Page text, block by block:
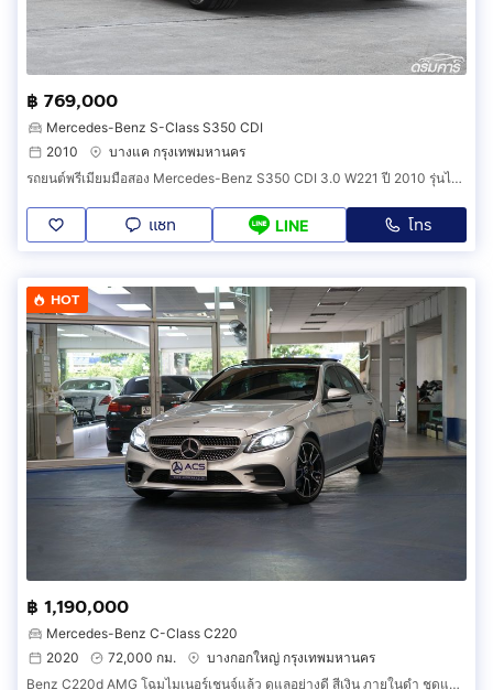
฿ 769,000
Mercedes-Benz S-Class S350 CDI
2010
บางแค กรุงเทพมหานคร
รถยนต์พรีเมียมมือสอง Mercedes-Benz S350 CDI 3.0 W221 ปี 2010 รุ่นไมเนอร์เชนจ์ ชุดแต่ง AMG แท้ สภาพสีเดิมโรงงานทั้งคัน (รหัสสินค้า IDDA)
แชท LINE โทร
HOT
฿ 1,190,000
Mercedes-Benz C-Class C220
2020
72,000 กม.
บางกอกใหญ่ กรุงเทพมหานคร
Benz C220d AMG โฉมไมเนอร์เชนจ์แล้ว ดูแลอย่างดี สีเงิน ภายในดำ ชุดแต่ง AMG รอบคัน วิ่งน้อย กล้องรอบคัน หลังคาแก้วทั้งบาน ออปชั่นเต็ม